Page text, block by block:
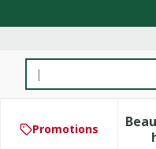
Rechercher
Promotions